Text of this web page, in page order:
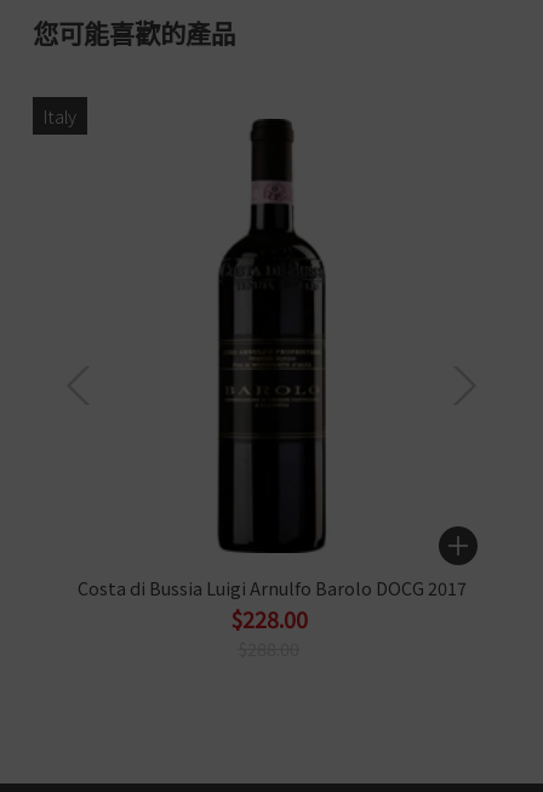
您可能喜歡的產品
Italy
Costa di Bussia Luigi Arnulfo Barolo DOCG 2017
$228.00